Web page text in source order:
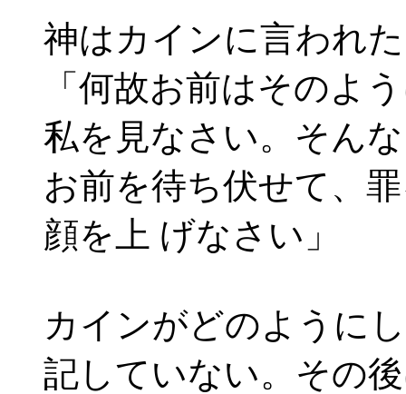
神はカインに言われ
「何故お前はそのよ
私を見なさい。そん
お前を待ち伏せて、
顔を上 げなさい」
カインがどのように
記していない。その